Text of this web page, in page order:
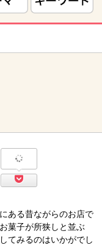
ある昔ながらのお店で
菓子が所狭しと並ぶ
てみるのはいかがでし